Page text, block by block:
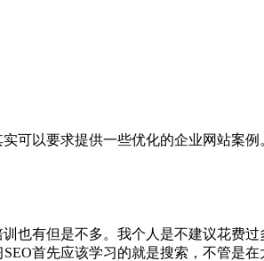
可以要求提供一些优化的企业网站案
也有但是不多。我个人是不建议花费
首先应该学习的就是搜索，不管是